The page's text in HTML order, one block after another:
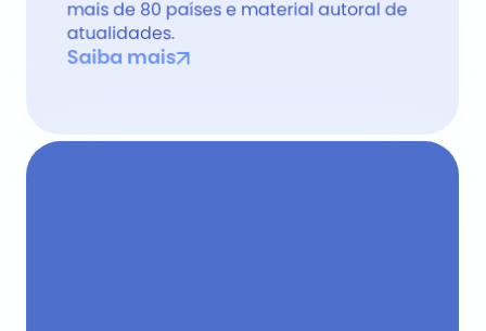
mais de 80 países e material autoral de
atualidades.
Saiba mais